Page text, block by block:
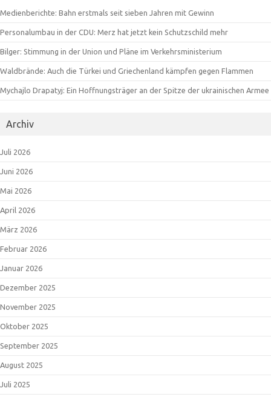
Medienberichte: Bahn erstmals seit sieben Jahren mit Gewinn
Personalumbau in der CDU: Merz hat jetzt kein Schutzschild mehr
Bilger: Stimmung in der Union und Pläne im Verkehrsministerium
Waldbrände: Auch die Türkei und Griechenland kämpfen gegen Flammen
Mychajlo Drapatyj: Ein Hoffnungsträger an der Spitze der ukrainischen Armee
Archiv
Juli 2026
Juni 2026
Mai 2026
April 2026
März 2026
Februar 2026
Januar 2026
Dezember 2025
November 2025
Oktober 2025
September 2025
August 2025
Juli 2025